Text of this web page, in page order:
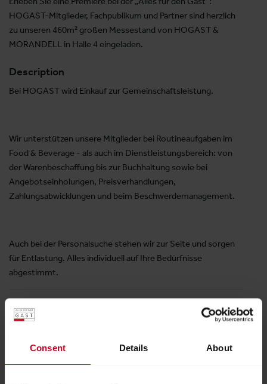
Consent Details About
HOGAST-Mitglieder, Fachpublikum und Partner sind herzlich
zu unseren 460m² großen Messestand von HOGAST &
MORANDELL in Halle 4 eingeladen.
Description
Bei HOGAST wird Einkauf zur Gemeinschaftsleistung.
Wir unterstützen unsere Mitglieder bei Routineaufgaben im
Food & Beverage - als auch im Dienstleistungsbereich: von
der Warenbeschaffung bis zur Buchhaltung sowie bei
Angebotseinholungen, Preisverhandlungen,
Zahlungsabwicklungen und beim Beschwerdemanagement.
Auch bei der Personalsuche stehen wir zur Seite und sorgen
für Entlastung. Alles individuell auf Ihre Bedürfnisse
abgestimmt.